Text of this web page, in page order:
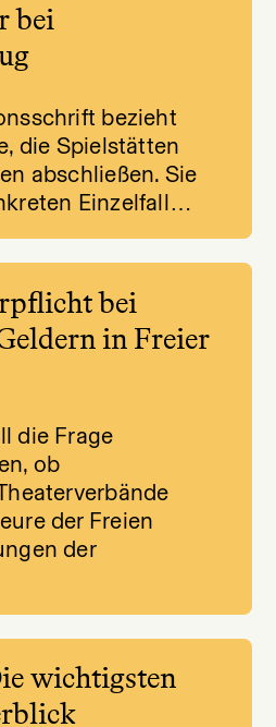
bei
bezieht
die Spielstätten
abschließen. Sie
Einzelfall…
bei
in Freier
die Frage
ob
der Freien
der
wichtigsten